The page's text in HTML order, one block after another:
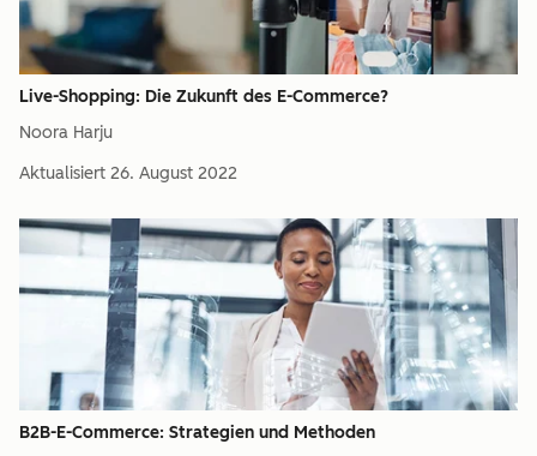
Live-Shopping: Die Zukunft des E-Commerce?
Noora Harju
Aktualisiert 26. August 2022
B2B-E-Commerce: Strategien und Methoden